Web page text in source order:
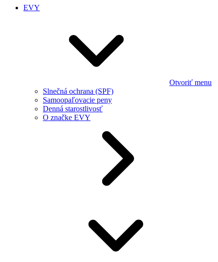
EVY
Otvoriť menu
Slnečná ochrana (SPF)
Samoopaľovacie peny
Denná starostlivosť
O značke EVY